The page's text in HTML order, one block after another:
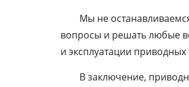
Мы не
вопросы и решать любые
и эксплуатации
В заключение,